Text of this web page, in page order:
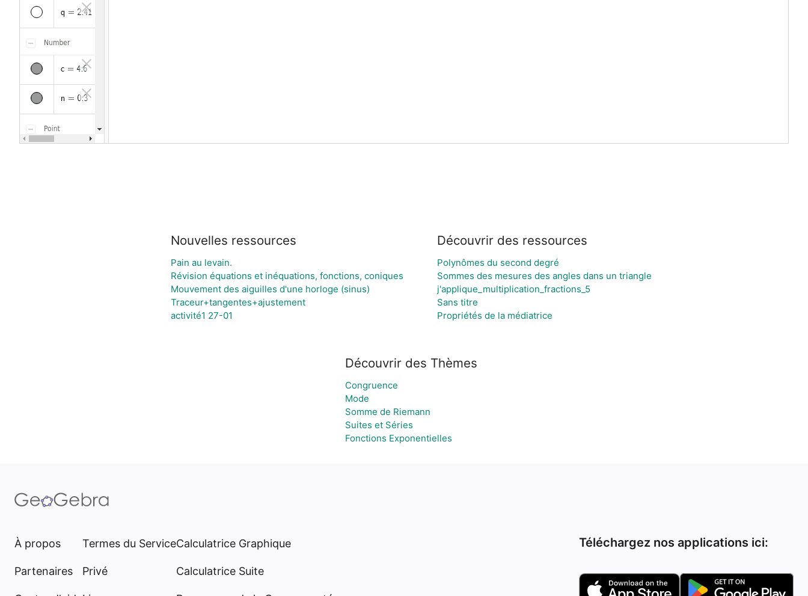
Nouvelles ressources
Pain au levain.
Révision équations et inéquations, fonctions, coniques
Mouvement des aiguilles d'une horloge (sinus)
Traceur+tangentes+ajustement
activité1 27-01
Découvrir des ressources
Polynômes du second degré
Sommes des mesures des angles dans un triangle
j'applique_multiplication_fractions_5
Sans titre
Propriétés de la médiatrice
Découvrir des Thèmes
Congruence
Mode
Somme de Riemann
Suites et Séries
Fonctions Exponentielles
À propos
Partenaires
Termes du Service
Privé
Calculatrice Graphique
Calculatrice Suite
Téléchargez nos applications ici: